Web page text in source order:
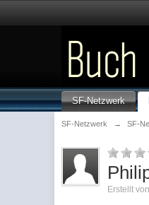
SF-Netzwerk
SF-Netzwerk → SF-
Erstellt von